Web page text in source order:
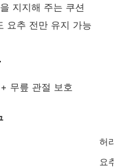
지지해 주는 쿠션
요추 전만 유지 가능
무릎 관절 보호
허리·골
요추 지